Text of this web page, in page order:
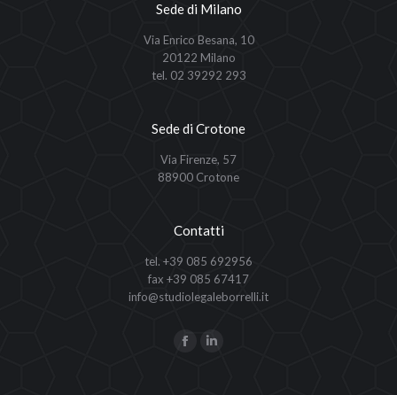
Sede di Milano
Via Enrico Besana, 10
20122 Milano
tel. 02 39292 293
Sede di Crotone
Via Firenze, 57
88900 Crotone
Contatti
tel. +39 085 692956
fax +39 085 67417
info@studiolegaleborrelli.it
FacebookLinkedin